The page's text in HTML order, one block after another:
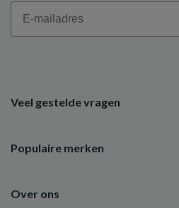
Email
Veel gestelde vragen
Populaire merken
Over ons